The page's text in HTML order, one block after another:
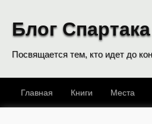
Блог Спартака
Посвящается тем, кто идет до
Главная Книги Места